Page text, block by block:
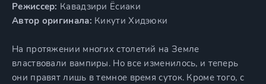
Режиссер: Кавадзири Ёсиаки
Автор оригинала: Кикути Хидэюки
На протяжении многих столетий на Земле
властвовали вампиры. Но все изменилось, и теперь
они правят лишь в темное время суток. Кроме того, с